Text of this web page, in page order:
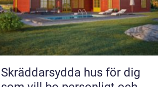
Skräddarsydda hus för dig